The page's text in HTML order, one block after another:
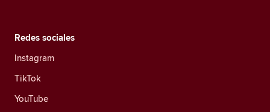
Redes sociales
Instagram
TikTok
YouTube